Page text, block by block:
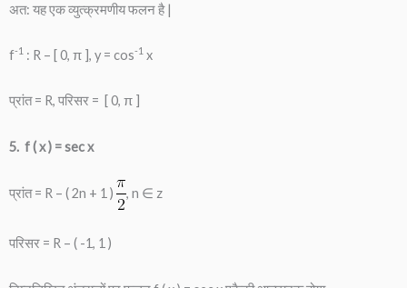
अत: यह एक व्युत्क्रमणीय फलन है |
f-1 : R – [ 0, π ], y = cos-1 x
प्रांत = R, परिसर = [ 0, π ]
5. f ( x ) = sec x
प्रांत = R – ( 2n + 1 ) , n ∈ z
परिसर = R – ( -1, 1 )